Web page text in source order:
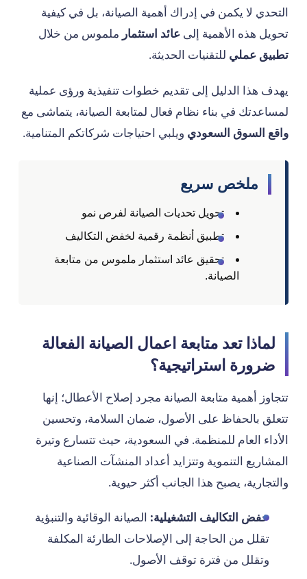
التحدي لا يكمن في إدراك أهمية الصيانة، بل في كيفية
تحويل هذه الأهمية إلى عائد استثمار ملموس من خلال
تطبيق عملي للتقنيات الحديثة.
يهدف هذا الدليل إلى تقديم خطوات تنفيذية ورؤى عملية
لمساعدتك في بناء نظام فعال لمتابعة الصيانة، يتماشى مع
واقع السوق السعودي ويلبي احتياجات شركاتكم المتنامية.
ملخص سريع
تحويل تحديات الصيانة لفرص نمو
تطبيق أنظمة رقمية لخفض التكاليف
تحقيق عائد استثمار ملموس من متابعة
الصيانة.
لماذا تعد متابعة اعمال الصيانة الفعالة
ضرورة استراتيجية؟
تتجاوز أهمية متابعة الصيانة مجرد إصلاح الأعطال؛ إنها
تتعلق بالحفاظ على الأصول، ضمان السلامة، وتحسين
الأداء العام للمنظمة. في السعودية، حيث تتسارع وتيرة
المشاريع التنموية وتتزايد أعداد المنشآت الصناعية
والتجارية، يصبح هذا الجانب أكثر حيوية.
خفض التكاليف التشغيلية: الصيانة الوقائية والتنبؤية
تقلل من الحاجة إلى الإصلاحات الطارئة المكلفة
وتقلل من فترة توقف الأصول.